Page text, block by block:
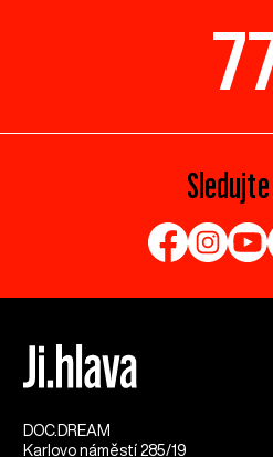
DOC.DREAM​
Karlovo náměstí 285/19